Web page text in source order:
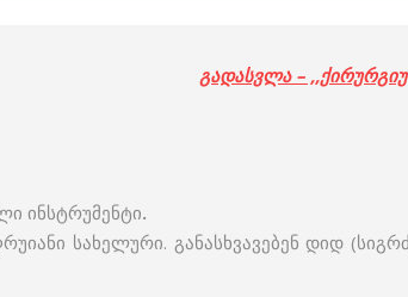
გადასვლა –
ინსტრუმენტი.
სახელური. განასხვავებენ დიდ